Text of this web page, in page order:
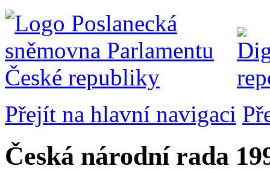
Přejít na hlavní navigaci
Česká národní rada